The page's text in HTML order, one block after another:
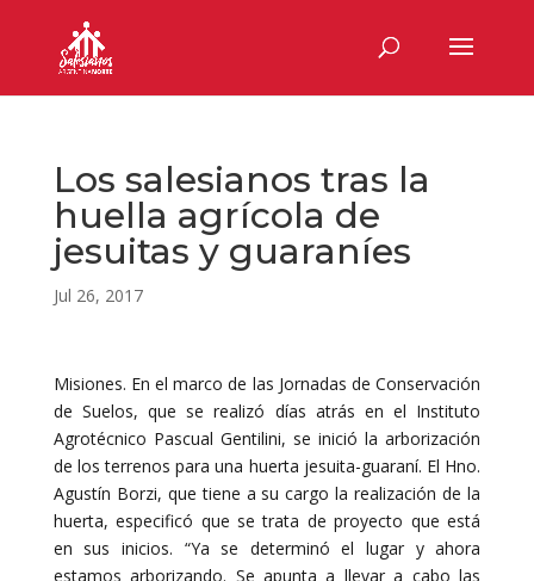
Los salesianos tras la
huella agrícola de
jesuitas y guaraníes
Jul 26, 2017
Misiones. En el marco de las Jornadas de Conservación
de Suelos, que se realizó días atrás en el Instituto
Agrotécnico Pascual Gentilini, se inició la arborización
de los terrenos para una huerta jesuita-guaraní. El Hno.
Agustín Borzi, que tiene a su cargo la realización de la
huerta, especificó que se trata de proyecto que está
en sus inicios. “Ya se determinó el lugar y ahora
estamos arborizando. Se apunta a llevar a cabo las